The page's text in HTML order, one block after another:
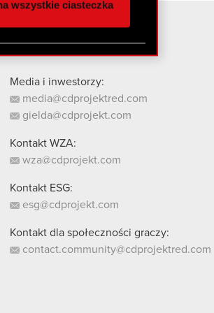
innymi danymi
z naszej witryny,
wszystkie ciasteczka
Media i inwestorzy:
media@cdprojektred.com
gielda@cdprojekt.com
Kontakt WZA:
wza@cdprojekt.com
Kontakt ESG:
esg@cdprojekt.com
Kontakt dla społeczności graczy:
contact.community@cdprojektred.com